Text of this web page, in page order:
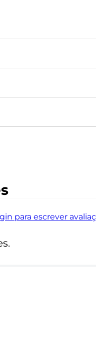
Tem modelagem
para escrever